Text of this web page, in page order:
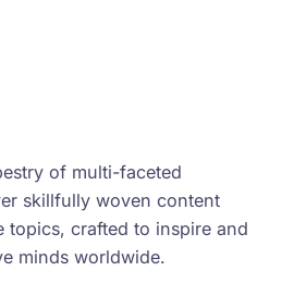
of multi-faceted
skillfully woven content
topics, crafted to inspire and
minds worldwide.